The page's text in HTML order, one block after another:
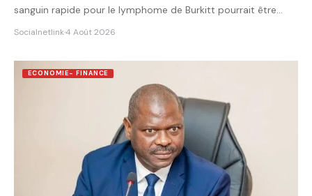
sanguin rapide pour le lymphome de Burkitt pourrait être
Socialnetlink·4 Août 2026
ECONOMIE- FINANCE